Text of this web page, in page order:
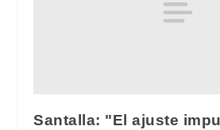
Santalla: "El ajuste